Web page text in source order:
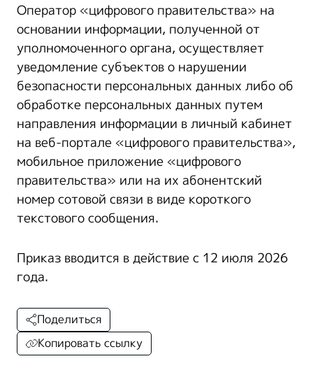
Оператор «цифрового правительства» на
основании информации, полученной от
уполномоченного органа, осуществляет
уведомление субъектов о нарушении
безопасности персональных данных либо об
обработке персональных данных путем
направления информации в личный кабинет
на веб-портале «цифрового правительства»,
мобильное приложение «цифрового
правительства» или на их абонентский
номер сотовой связи в виде короткого
текстового сообщения.
Приказ вводится в действие с 12 июля 2026
года.
Поделиться
Копировать ссылку